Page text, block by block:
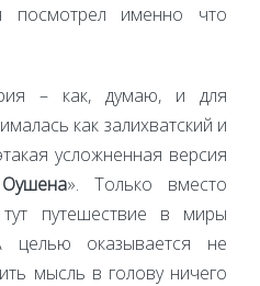
именно что
– как, думаю, и для
как залихватский и
усложненная версия
». Только вместо
путешествие в миры
целью оказывается не
мысль в голову ничего